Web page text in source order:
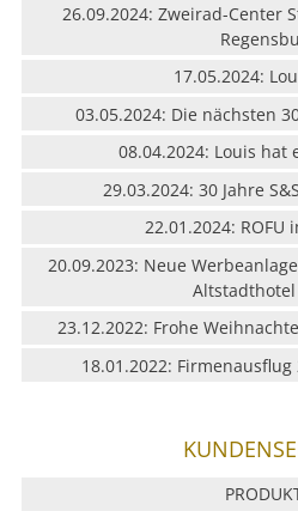
ÜBER UNS26.09.2024: Zweirad-Center
17.05.2024:
03.05.2024: Die nächsten
08.04.2024: Louis hat
29.03.2024: 30 Jahre
22.01.2024: ROFU
20.09.2023: Neue
Altstadthotel
23.12.2022: Frohe
18.01.2022: Firmenausflug